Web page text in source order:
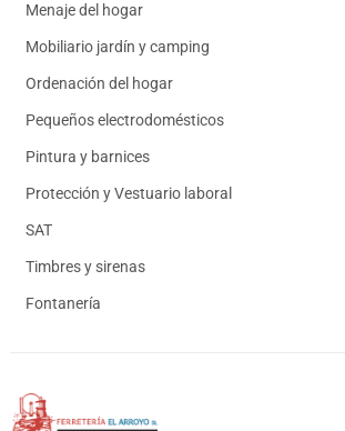
Menaje del hogar
Mobiliario jardín y camping
Ordenación del hogar
Pequeños electrodomésticos
Pintura y barnices
Protección y Vestuario laboral
SAT
Timbres y sirenas
Fontanería